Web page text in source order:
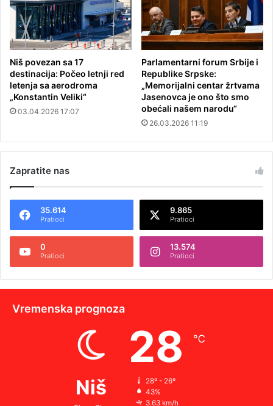
Niš povezan sa 17
destinacija: Počeo letnji red
letenja sa aerodroma
„Konstantin Veliki“
03.04.2026 17:07
Parlamentarni forum Srbije i
Republike Srpske:
„Memorijalni centar žrtvama
Jasenovca je ono što smo
obećali našem narodu“
26.03.2026 11:19
Zapratite nas
35.614
Pratioci
9.865
Pratioci
0
Pratioci
13.574
Pratioci
Vremenska prognoza
Niš
28 ℃
28º - 26º
43%
3.63 km/h